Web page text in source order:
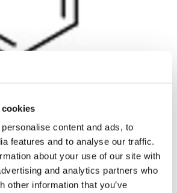
content and ads, to
features and to analyse our traffic.
about your use of our site with
and analytics partners who
other information that you’ve
1 Stuk Excl. btw
€95,17
Incl. btw
aan winkelwagen